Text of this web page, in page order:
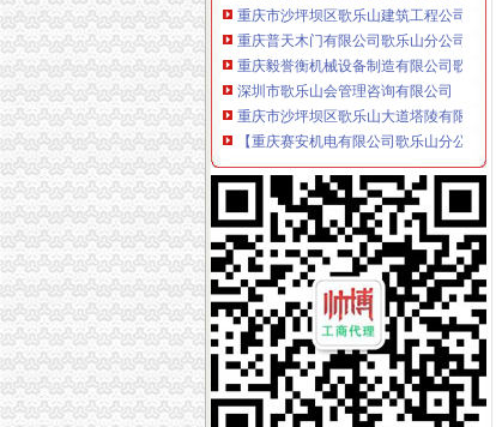
重庆普天木门有限公司歌乐山分公司联系
重庆毅誉衡机械设备制造有限公司歌乐山
深圳市歌乐山会管理咨询有限公司
重庆市沙坪坝区歌乐山大道塔陵有限公司
【重庆赛安机电有限公司歌乐山分公司工
【重庆市东余塑钢有限公司歌乐山分公司
中国联合网络通信集团有限公司重庆市沙
重庆市东余塑钢有限公司歌乐山分公司
中百仓储超市有限公司重庆分公司歌乐山店
重庆市农业生产资料总公司渝中区分公司
重庆市歌乐山休闲娱乐发展有限公司联系
沙坪坝区歌乐山济源堂大房_【电话地址_
北京歌乐山家常菜馆_【电话地址_招聘信
中国重庆歌乐山黄页|名录_中国重庆歌乐
顺丰速运重庆有限公司歌乐山营业部
五里店公司注册、注销、变更、转让、税
货车驾驶员_重庆裕隆玻璃钢有限公司招